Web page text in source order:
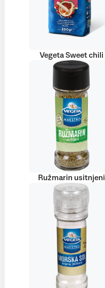
Vegeta Sweet chili
Ružmarin usitnjeni